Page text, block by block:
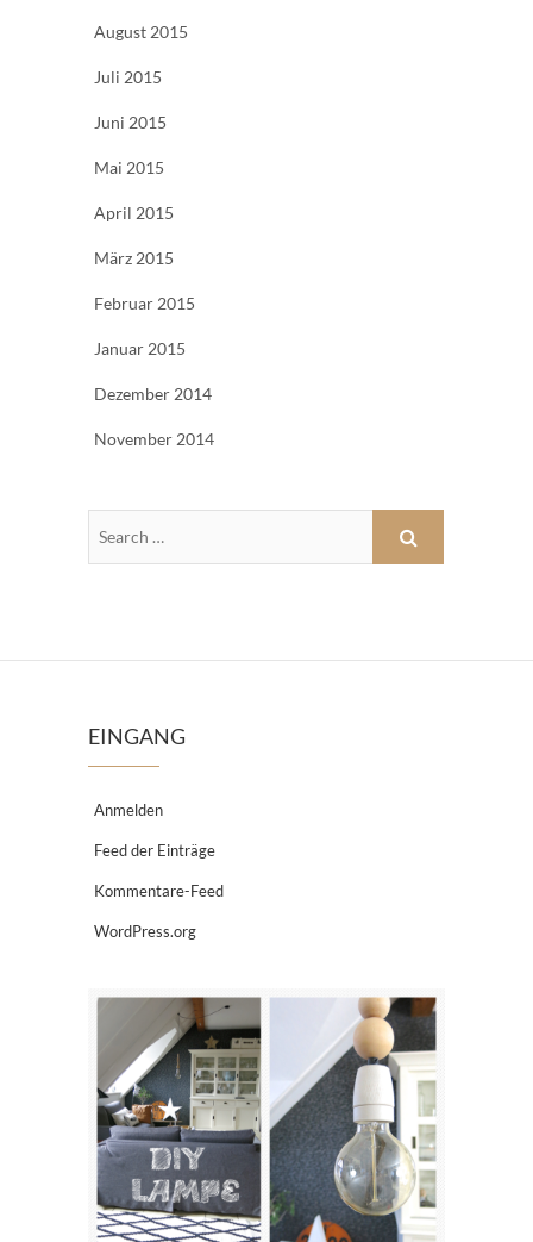
August 2015
Juli 2015
Juni 2015
Mai 2015
April 2015
März 2015
Februar 2015
Januar 2015
Dezember 2014
November 2014
EINGANG
Anmelden
Feed der Einträge
Kommentare-Feed
WordPress.org